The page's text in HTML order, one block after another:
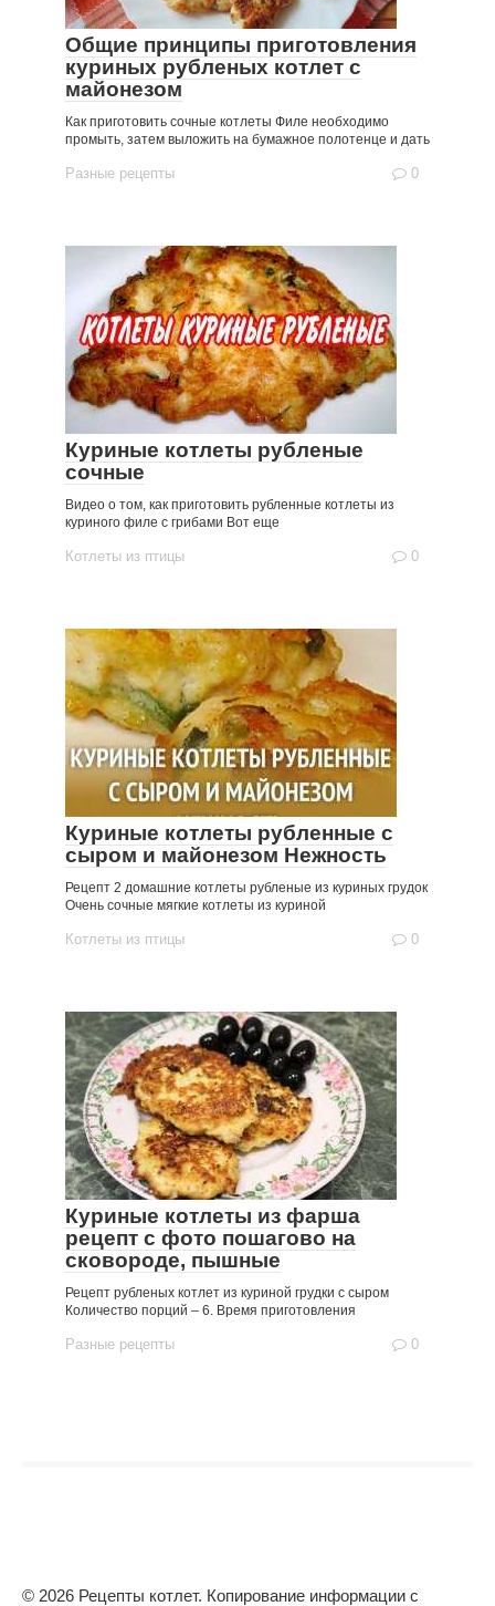
Общие принципы приготовления
куриных рубленых котлет с
майонезом
Как приготовить сочные котлеты Филе необходимо
промыть, затем выложить на бумажное полотенце и дать
Разные рецепты 0
Куриные котлеты рубленые
сочные
Видео о том, как приготовить рубленные котлеты из
куриного филе с грибами Вот еще
Котлеты из птицы 0
Куриные котлеты рубленные с
сыром и майонезом Нежность
Рецепт 2 домашние котлеты рубленые из куриных грудок
Очень сочные мягкие котлеты из куриной
Котлеты из птицы 0
Куриные котлеты из фарша
рецепт с фото пошагово на
сковороде, пышные
Рецепт рубленых котлет из куриной грудки с сыром
Количество порций – 6. Время приготовления
Разные рецепты 0
© 2026 Рецепты котлет. Копирование информации с